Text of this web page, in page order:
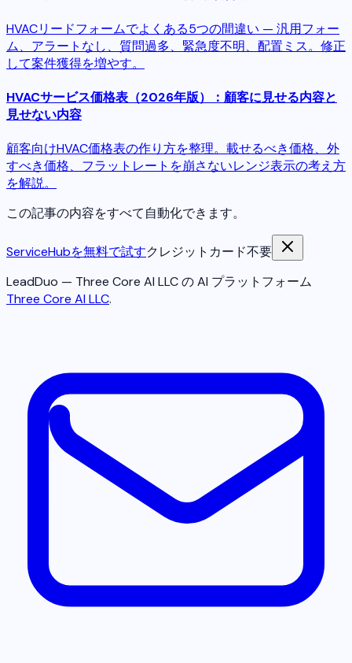
HVACリードフォームでよくある5つの間違い — 汎用フォー
ム、アラートなし、質問過多、緊急度不明、配置ミス。修正
して案件獲得を増やす。
HVACサービス価格表（2026年版）：顧客に見せる内容と
見せない内容
顧客向けHVAC価格表の作り方を整理。載せるべき価格、外
すべき価格、フラットレートを崩さないレンジ表示の考え方
を解説。
この記事の内容をすべて自動化できます。
ServiceHubを無料で試すクレジットカード不要
LeadDuo — Three Core AI LLC の AI プラットフォーム
Three Core AI LLC.